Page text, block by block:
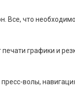
Все, что
графики и
волы,